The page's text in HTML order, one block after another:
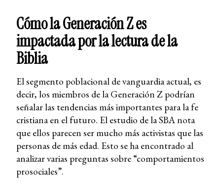
Cómo la Generación Z es
impactada por la lectura de la
Biblia
El segmento poblacional de vanguardia actual, es
decir, los miembros de la Generación Z podrían
señalar las tendencias más importantes para la fe
cristiana en el futuro. El estudio de la SBA nota
que ellos parecen ser mucho más activistas que las
personas de más edad. Esto se ha encontrado al
analizar varias preguntas sobre “comportamientos
prosociales”.